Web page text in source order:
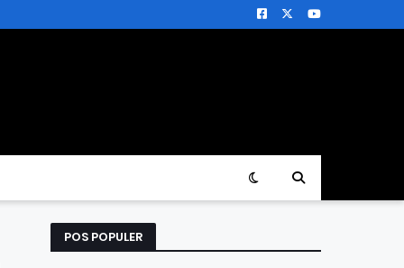
POS POPULER